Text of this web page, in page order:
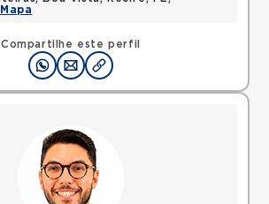
Compartilhe este perfil
Mapa